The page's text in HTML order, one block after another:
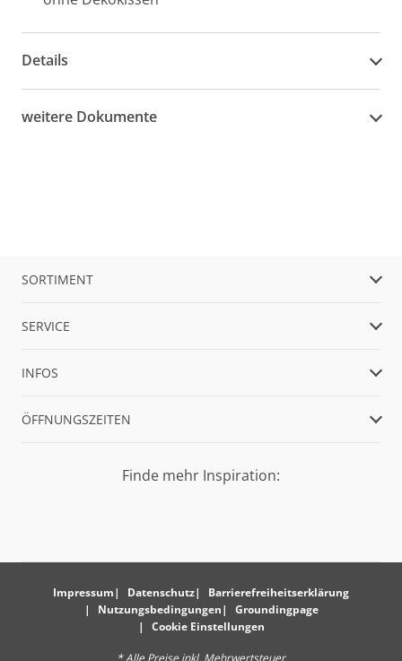
Details
weitere Dokumente
SORTIMENT
SERVICE
INFOS
ÖFFNUNGSZEITEN
Finde mehr Inspiration:
Impressum Datenschutz
Barrierefreiheitserklärung
Nutzungsbedingungen
Groundingpage
Cookie Einstellungen
* Alle Preise inkl. Mehrwertsteuer